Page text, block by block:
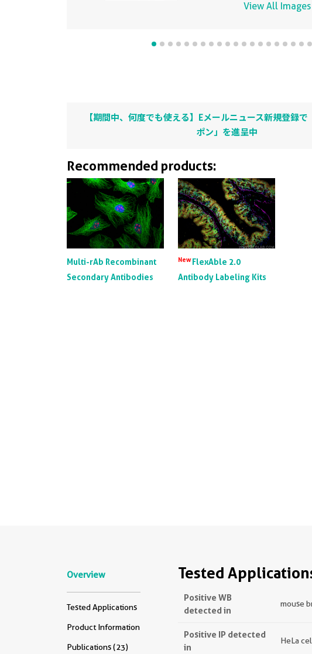
View All
【期間中、何度でも使える】Eメールニュース新規登録で
ポン」を進呈中
Recommended products:
Multi-rAb Recombinant
Secondary Antibodies
NewFlexAble 2.0
Antibody Labeling Kits
Overview
Tested Applications
Product Information
Publications (23)
Tested
Positive WB
detected in
mouse
Positive IP detected
in
HeLa